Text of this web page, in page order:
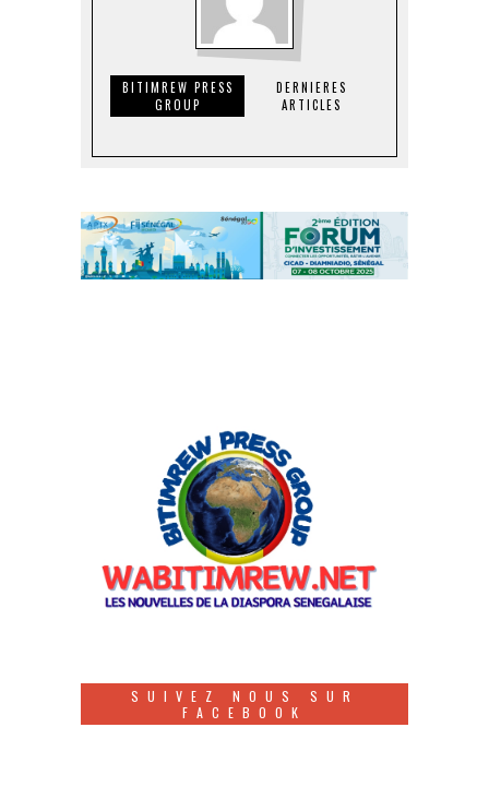
BITIMREW PRESS
GROUP
DERNIERES
ARTICLES
SUIVEZ NOUS SUR
FACEBOOK